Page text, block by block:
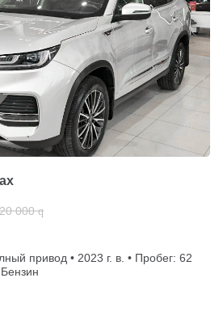
000 q
привод • 2023 г. в. • Пробег: 62